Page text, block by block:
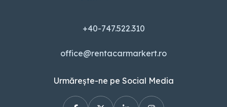
+40-747.522.310
office@rentacarmarkert.ro
Urmărește-ne pe Social Media